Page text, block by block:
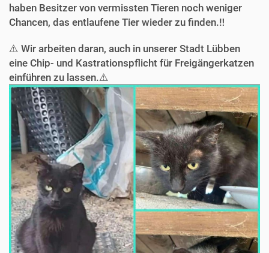
haben Besitzer von vermissten Tieren noch weniger
Chancen, das entlaufene Tier wieder zu finden.‼️
⚠️ Wir arbeiten daran, auch in unserer Stadt Lübben
eine Chip- und Kastrationspflicht für Freigängerkatzen
einführen zu lassen.⚠️